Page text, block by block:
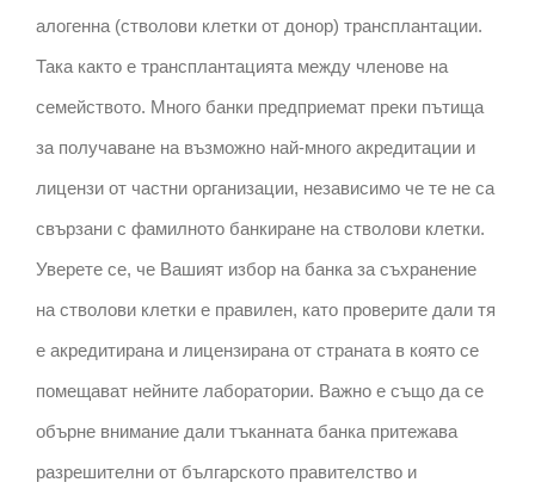
алогенна (стволови клетки от донор) трансплантации.
Така както е трансплантацията между членове на
семейството. Много банки предприемат преки пътища
за получаване на възможно най-много акредитации и
лицензи от частни организации, независимо че те не са
свързани с фамилното банкиране на стволови клетки.
Уверете се, че Вашият избор на банка за съхранение
на стволови клетки е правилен, като проверите дали тя
е акредитирана и лицензирана от страната в която се
помещават нейните лаборатории. Важно е също да се
обърне внимание дали тъканната банка притежава
разрешителни от българското правителство и